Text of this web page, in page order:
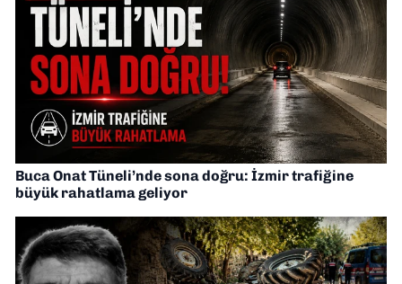
Buca Onat Tüneli’nde sona doğru: İzmir trafiğine
büyük rahatlama geliyor